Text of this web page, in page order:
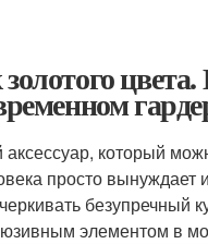
который
просто вынуждает и
безупречный
элементом в